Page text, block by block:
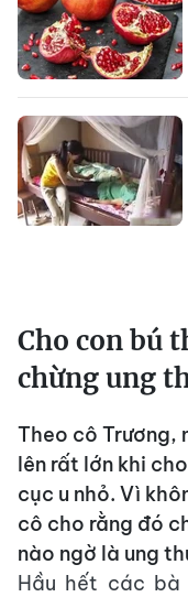
Cho con bú
chừng ung
Theo cô Trương,
lên rất lớn khi
cục u nhỏ. Vì
cô cho rằng đó
nào ngờ là ung
Hầu hết các bà